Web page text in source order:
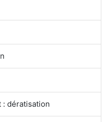
dératisation